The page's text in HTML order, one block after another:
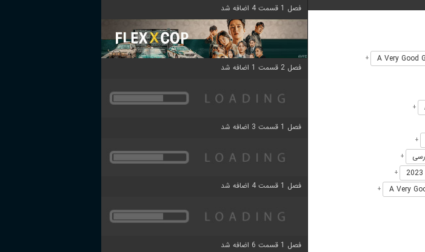
+
+
+
+
+
+
فصل 1 قسمت 4 اضافه شد
فصل 2 قسمت 1 اضافه شد
فصل 1 قسمت 3 اضافه شد
فصل 1 قسمت 4 اضافه شد
فصل 1 قسمت 6 اضافه شد